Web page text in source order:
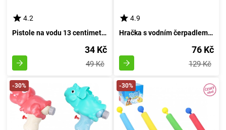
4.2
Pistole na vodu 13 centimetrů
34 Kč
49 Kč
4.9
Hračka s vodním čerpadlem o délce 34 centimetrů
76 Kč
129 Kč
-30% -30%